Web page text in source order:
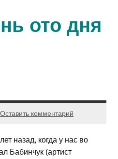
ото дня
Оставить комментарий
назад, когда у нас во
Бабинчук (артист